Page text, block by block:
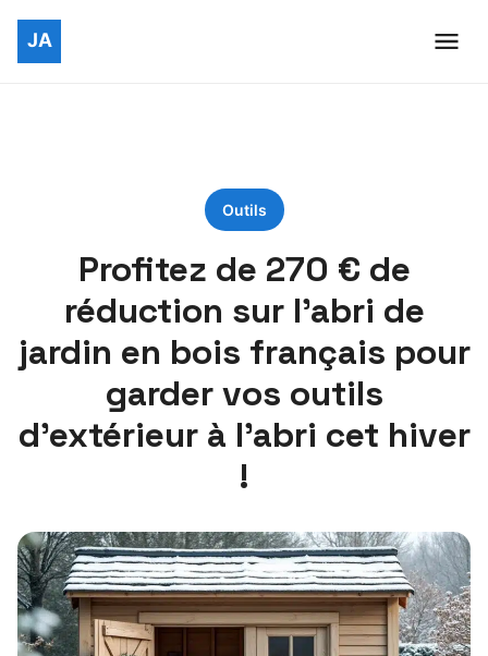
Outils
Profitez de 270 € de
réduction sur l’abri de
jardin en bois français pour
garder vos outils
d’extérieur à l’abri cet hiver
!